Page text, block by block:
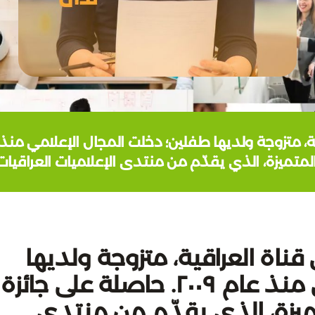
الذي يقدّم من منتدى الإعلاميات العراقيات
العراقية، متزوجة ولديها
طفلين؛ دخلت المجال الإعلامي منذ عام ٢٠٠٩. حاصلة على جائزة